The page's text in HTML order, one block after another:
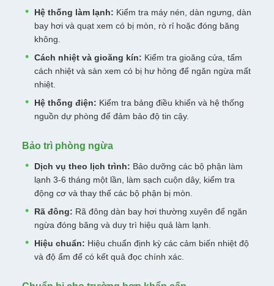
Hệ thống làm lạnh: Kiểm tra máy nén, dàn ngưng, dàn
bay hơi và quạt xem có bị mòn, rò rỉ hoặc đóng băng
không.
Cách nhiệt và gioăng kín: Kiểm tra gioăng cửa, tấm
cách nhiệt và sàn xem có bị hư hỏng để ngăn ngừa mất
nhiệt.
Hệ thống điện: Kiểm tra bảng điều khiển và hệ thống
nguồn dự phòng để đảm bảo độ tin cậy.
Bảo trì phòng ngừa
Dịch vụ theo lịch trình: Bảo dưỡng các bộ phận làm
lạnh 3-6 tháng một lần, làm sạch cuộn dây, kiểm tra
động cơ và thay thế các bộ phận bị mòn.
Rã đông: Rã đông dàn bay hơi thường xuyên để ngăn
ngừa đóng băng và duy trì hiệu quả làm lạnh.
Hiệu chuẩn: Hiệu chuẩn định kỳ các cảm biến nhiệt độ
và độ ẩm để có kết quả đọc chính xác.